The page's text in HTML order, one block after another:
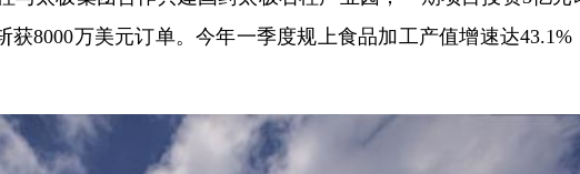
获8000万美元订单。今年一季度规上食品加工产值增速达43.1%